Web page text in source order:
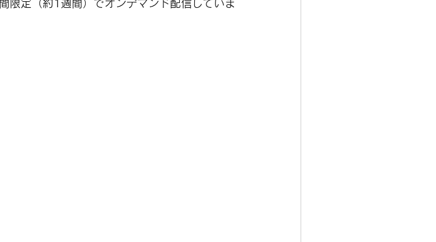
限定（約1週間）でオンデマンド配信していま